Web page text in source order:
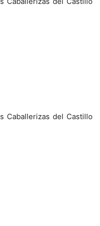
Caballerizas del Castillo